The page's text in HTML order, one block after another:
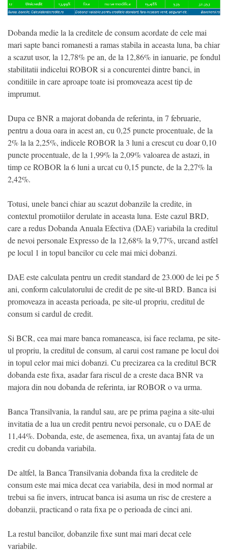
Dobanda medie la la creditele de consum acordate de cele mai
mari sapte banci romanesti a ramas stabila in aceasta luna, ba chiar
a scazut usor, la 12,78% pe an, de la 12,86% in ianuarie, pe fondul
stabilitatii indicelui ROBOR si a concurentei dintre banci, in
conditiile in care aproape toate isi promoveaza acest tip de
imprumut.
Dupa ce BNR a majorat dobanda de referinta, in 7 februarie,
pentru a doua oara in acest an, cu 0,25 puncte procentuale, de la
2% la la 2,25%, indicele ROBOR la 3 luni a crescut cu doar 0,10
puncte procentuale, de la 1,99% la 2,09% valoarea de astazi, in
timp ce ROBOR la 6 luni a urcat cu 0,15 puncte, de la 2,27% la
2,42%.
Totusi, unele banci chiar au scazut dobanzile la credite, in
contextul promotiilor derulate in aceasta luna. Este cazul BRD,
care a redus Dobanda Anuala Efectiva (DAE) variabila la creditul
de nevoi personale Expresso de la 12,68% la 9,77%, urcand astfel
pe locul 1 in topul bancilor cu cele mai mici dobanzi.
DAE este calculata pentru un credit standard de 23.000 de lei pe 5
ani, conform calculatorului de credit de pe site-ul BRD. Banca isi
promoveaza in aceasta perioada, pe site-ul propriu, creditul de
consum si cardul de credit.
Si BCR, cea mai mare banca romaneasca, isi face reclama, pe site-
ul propriu, la creditul de consum, al carui cost ramane pe locul doi
in topul celor mai mici dobanzi. Cu precizarea ca la creditul BCR
dobanda este fixa, asadar fara riscul de a creste daca BNR va
majora din nou dobanda de referinta, iar ROBOR o va urma.
Banca Transilvania, la randul sau, are pe prima pagina a site-ului
invitatia de a lua un credit pentru nevoi personale, cu o DAE de
11,44%. Dobanda, este, de asemenea, fixa, un avantaj fata de un
credit cu dobanda variabila.
De altfel, la Banca Transilvania dobanda fixa la creditele de
consum este mai mica decat cea variabila, desi in mod normal ar
trebui sa fie invers, intrucat banca isi asuma un risc de crestere a
dobanzii, practicand o rata fixa pe o perioada de cinci ani.
La restul bancilor, dobanzile fixe sunt mai mari decat cele
variabile.